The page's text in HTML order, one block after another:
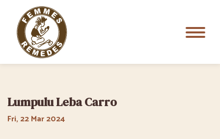
Lumpulu Leba Carro
Fri, 22 Mar 2024